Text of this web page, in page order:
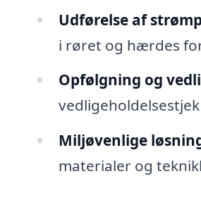
Udførelse af
i røret og hærdes
Opfølgning og
Miljøvenlige
materialer og